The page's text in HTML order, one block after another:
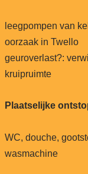
leegpompen van
oorzaak in Twello
geuroverlast?:
kruipruimte
Plaatselijke
WC, douche,
wasmachine